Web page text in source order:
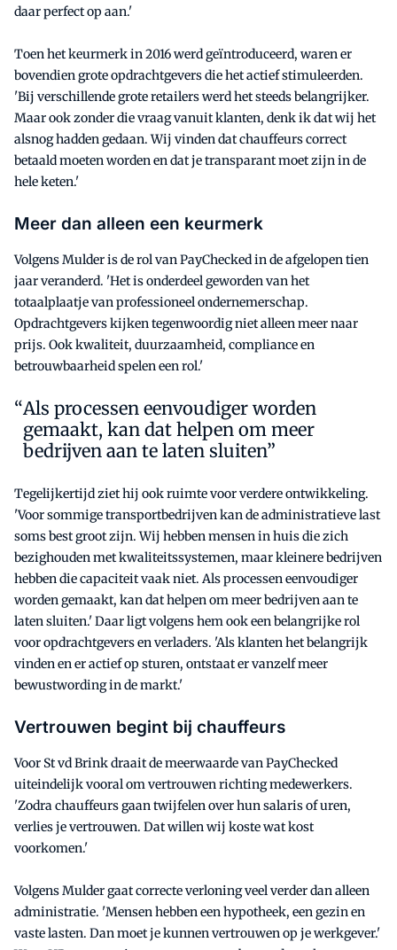
daar perfect op aan.'
Toen het keurmerk in 2016 werd geïntroduceerd, waren er
bovendien grote opdrachtgevers die het actief stimuleerden.
'Bij verschillende grote retailers werd het steeds belangrijker.
Maar ook zonder die vraag vanuit klanten, denk ik dat wij het
alsnog hadden gedaan. Wij vinden dat chauffeurs correct
betaald moeten worden en dat je transparant moet zijn in de
hele keten.'
Meer dan alleen een keurmerk
Volgens Mulder is de rol van PayChecked in de afgelopen tien
jaar veranderd. 'Het is onderdeel geworden van het
totaalplaatje van professioneel ondernemerschap.
Opdrachtgevers kijken tegenwoordig niet alleen meer naar
prijs. Ook kwaliteit, duurzaamheid, compliance en
betrouwbaarheid spelen een rol.'
Als processen eenvoudiger worden
gemaakt, kan dat helpen om meer
bedrijven aan te laten sluiten”
Tegelijkertijd ziet hij ook ruimte voor verdere ontwikkeling.
'Voor sommige transportbedrijven kan de administratieve last
soms best groot zijn. Wij hebben mensen in huis die zich
bezighouden met kwaliteitssystemen, maar kleinere bedrijven
hebben die capaciteit vaak niet. Als processen eenvoudiger
worden gemaakt, kan dat helpen om meer bedrijven aan te
laten sluiten.' Daar ligt volgens hem ook een belangrijke rol
voor opdrachtgevers en verladers. 'Als klanten het belangrijk
vinden en er actief op sturen, ontstaat er vanzelf meer
bewustwording in de markt.'
Vertrouwen begint bij chauffeurs
Voor St vd Brink draait de meerwaarde van PayChecked
uiteindelijk vooral om vertrouwen richting medewerkers.
'Zodra chauffeurs gaan twijfelen over hun salaris of uren,
verlies je vertrouwen. Dat willen wij koste wat kost
voorkomen.'
Volgens Mulder gaat correcte verloning veel verder dan alleen
administratie. 'Mensen hebben een hypotheek, een gezin en
vaste lasten. Dan moet je kunnen vertrouwen op je werkgever.'